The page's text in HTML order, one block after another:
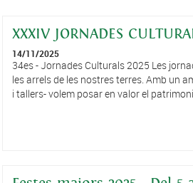
XXXIV JORNADES
14/11/2025
34es - Jornades Culturals 2025 Les
les arrels de les nostres terres. Amb un
i tallers- volem posar en valor el